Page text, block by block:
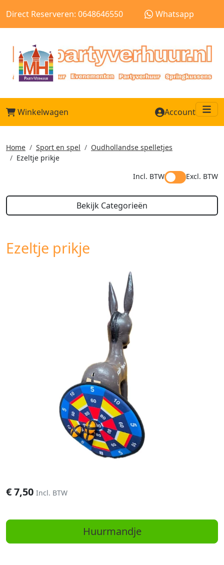
Direct Reserveren: 0648646550 Whatsapp
Winkelwagen Account
Home Sport en spel
Oudhollandse spelletjes
Ezeltje prikje
Incl. BTW
Excl. BTW
Bekijk Categorieën
Ezeltje prikje
€7,50 Incl. BTW
Huurmandje